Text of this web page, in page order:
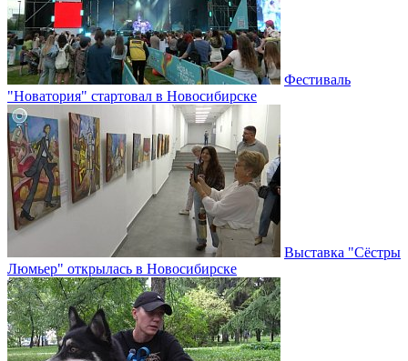
Фестиваль
"Новатория" стартовал в Новосибирске
Выставка "Сёстры
Люмьер" открылась в Новосибирске